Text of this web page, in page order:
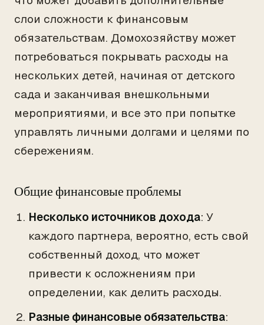
слои сложности к финансовым
обязательствам. Домохозяйству может
потребоваться покрывать расходы на
нескольких детей, начиная от детского
сада и заканчивая внешкольными
мероприятиями, и все это при попытке
управлять личными долгами и целями по
сбережениям.
Общие финансовые проблемы
Несколько источников дохода: У
каждого партнера, вероятно, есть свой
собственный доход, что может
привести к осложнениям при
определении, как делить расходы.
Разные финансовые обязательства: